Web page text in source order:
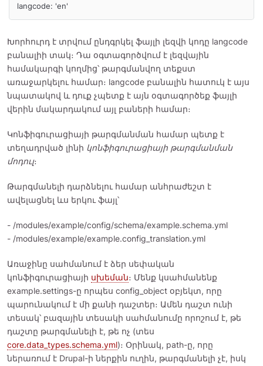
langcode: 'en'
Խորհուրդ է տրվում ընդգրկել ֆայլի լեզվի կոդը langcode
բանալիի տակ։ Դա օգտագործվում է լեզվային
համակարգի կողմից՝ թարգմանվող տեքստ
առաջարկելու համար։ langcode բանալին հատուկ է այս
նպատակով և դուք չպետք է այն օգտագործեք ֆայլի
վերին մակարդակում այլ բաների համար։
Կոնֆիգուրացիայի թարգմանման համար պետք է
տեղադրված լինի կոնֆիգուրացիայի թարգմանման
մոդուլ։
Թարգմանելի դարձնելու համար անհրաժեշտ է
ավելացնել ևս երկու ֆայլ՝
- /modules/example/config/schema/example.schema.yml
- /modules/example/example.config_translation.yml
Առաջինը սահմանում է ձեր սեփական
կոնֆիգուրացիայի սխեման։ Մենք կսահմանենք
example.settings-ը որպես config_object օբյեկտ, որը
պարունակում է մի քանի դաշտեր։ Ամեն դաշտ ունի
տեսակ՝ բազային տեսակի սահմանումը որոշում է, թե
դաշտը թարգմանելի է, թե ոչ (տես
core.data_types.schema.yml)։ Օրինակ, path-ը, որը
ներառում է Drupal-ի ներքին ուղին, թարգմանելի չէ, իսկ